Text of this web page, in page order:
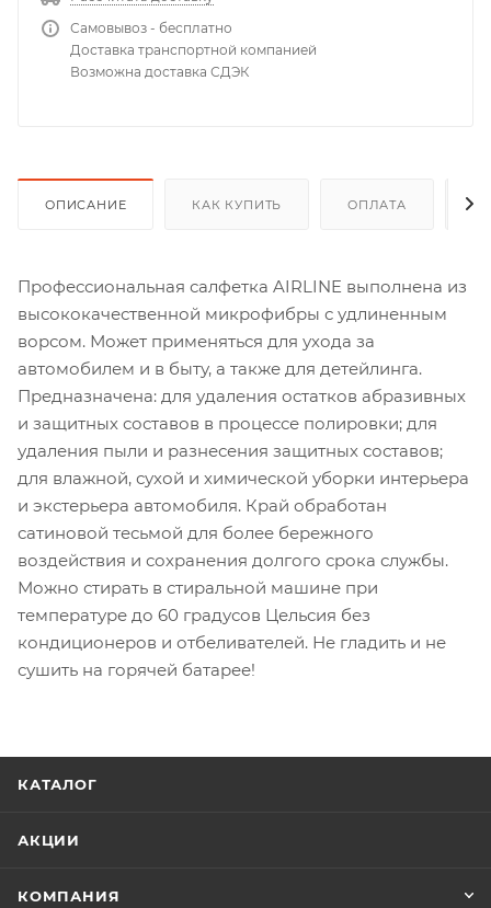
Самовывоз - бесплатно
Доставка транспортной компанией
Возможна доставка СДЭК
ОПИСАНИЕ КАК КУПИТЬ ОПЛАТА
Профессиональная салфетка AIRLINE выполнена из
высококачественной микрофибры с удлиненным
ворсом. Может применяться для ухода за
автомобилем и в быту, а также для детейлинга.
Предназначена: для удаления остатков абразивных
и защитных составов в процессе полировки; для
удаления пыли и разнесения защитных составов;
для влажной, сухой и химической уборки интерьера
и экстерьера автомобиля. Край обработан
сатиновой тесьмой для более бережного
воздействия и сохранения долгого срока службы.
Можно стирать в стиральной машине при
температуре до 60 градусов Цельсия без
кондиционеров и отбеливателей. Не гладить и не
сушить на горячей батарее!
КАТАЛОГ
АКЦИИ
КОМПАНИЯ